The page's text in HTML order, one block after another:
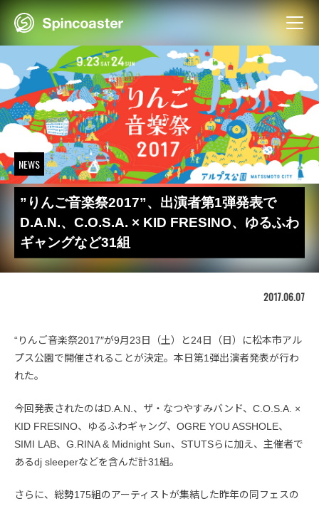
Skip
NEWS
”りんご音楽祭2017”、出演者第1弾発表で
D.A.N.、C.O.S.A. × KID FRESINO、ゆるふわ
ギャングなど31組
2017.06.07
“りんご音楽祭2017″が9月23日（土）と24日（日）に松本市アル
プス公園で開催されることが決定。本日第1弾出演者発表が行わ
れた。
今回発表されたのはD.A.N.、ザ・なつやすみバンド、C.O.S.A. ×
KID FRESINO、ゆるふわギャング、OGRE YOU ASSHOLE、
SIMI LAB、G.RINA & Midnight Sun、STUTSらに加え、主催者で
あるdj sleeperなどを含んだ計31組。
さらに、総勢175組のアーティストが集結した昨年の同フェスの